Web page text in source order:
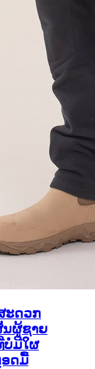
ະດວກ
ນຜູ້ຊາຍ
ບໍ່ມີໃຜ
ດມື້